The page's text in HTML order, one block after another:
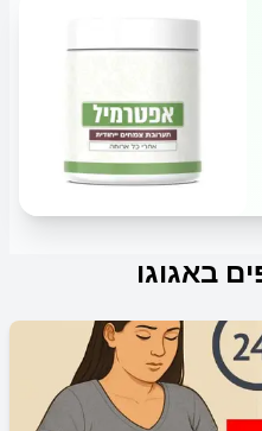
באגוגו